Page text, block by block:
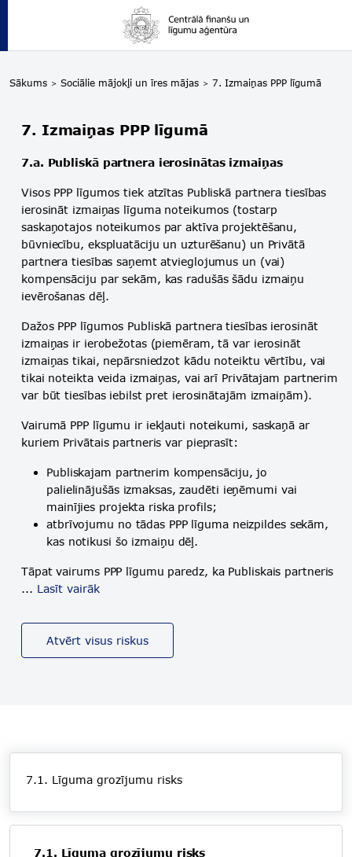
Sākums Sociālie mājokļi un īres mājas 7. Izmaiņas PPP līgumā
7. Izmaiņas PPP līgumā
7.a. Publiskā partnera ierosinātas izmaiņas
Visos PPP līgumos tiek atzītas Publiskā partnera tiesības
ierosināt izmaiņas līguma noteikumos (tostarp
saskaņotajos noteikumos par aktīva projektēšanu,
būvniecību, ekspluatāciju un uzturēšanu) un Privātā
partnera tiesības saņemt atvieglojumus un (vai)
kompensāciju par sekām, kas radušās šādu izmaiņu
ievērošanas dēļ.
Dažos PPP līgumos Publiskā partnera tiesības ierosināt
izmaiņas ir ierobežotas (piemēram, tā var ierosināt
izmaiņas tikai, nepārsniedzot kādu noteiktu vērtību, vai
tikai noteikta veida izmaiņas, vai arī Privātajam partnerim
var būt tiesības iebilst pret ierosinātajām izmaiņām).
Vairumā PPP līgumu ir iekļauti noteikumi, saskaņā ar
kuriem Privātais partneris var pieprasīt:
Publiskajam partnerim kompensāciju, jo
palielinājušās izmaksas, zaudēti ieņēmumi vai
mainījies projekta riska profils;
atbrīvojumu no tādas PPP līguma neizpildes sekām,
kas notikusi šo izmaiņu dēļ.
Tāpat vairums PPP līgumu paredz, ka Publiskais partneris
... Lasīt vairāk
Atvērt visus riskus
7.1. Līguma grozījumu risks
7.1. Līguma grozījumu risks